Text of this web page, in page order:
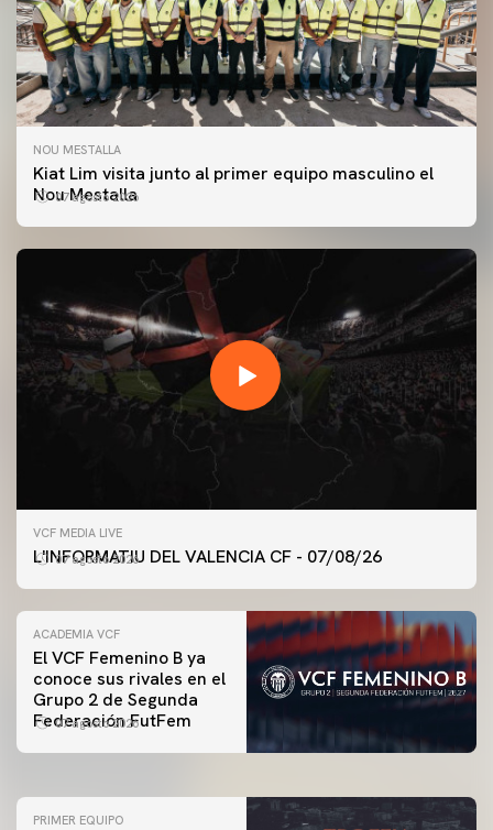
NOU MESTALLA
Kiat Lim visita junto al primer equipo masculino el
Nou Mestalla
07 agosto 2026
VCF MEDIA LIVE
L'INFORMATIU DEL VALENCIA CF - 07/08/26
07 agosto 2026
ACADEMIA VCF
El VCF Femenino B ya
conoce sus rivales en el
Grupo 2 de Segunda
Federación FutFem
07 agosto 2026
PRIMER EQUIPO
ENTRENAMIENTO DEL VALENCIA CF 7/8/2026
PRIMER EQUIPO